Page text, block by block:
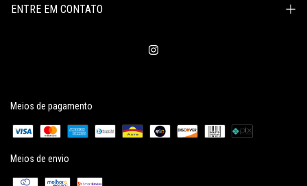
ENTRE EM CONTATO
Meios de pagamento
Meios de envio